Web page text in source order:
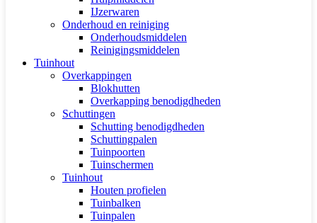
IJzerwaren
Onderhoud en reiniging
Onderhoudsmiddelen
Reinigingsmiddelen
Tuinhout
Overkappingen
Blokhutten
Overkapping benodigdheden
Schuttingen
Schutting benodigdheden
Schuttingpalen
Tuinpoorten
Tuinschermen
Tuinhout
Houten profielen
Tuinbalken
Tuinpalen